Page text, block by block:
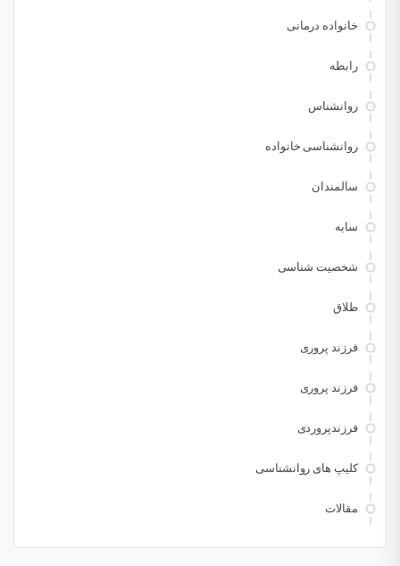
خانواده درمانی
رابطه
روانشناس
روانشناسی خانواده
سالمندان
سایه
شخصیت شناسی
طلاق
فرزند پروری
فرزند پروری
فرزندپروردی
کلیپ های روانشناسی
مقالات